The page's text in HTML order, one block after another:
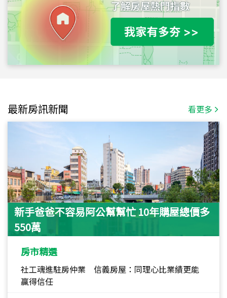
最新房訊新聞 看更多
新手爸爸不容易阿公幫幫忙 10年購屋總價多
550萬
房市精選
社工魂進駐房仲業 信義房屋：同理心比業績更能
贏得信任